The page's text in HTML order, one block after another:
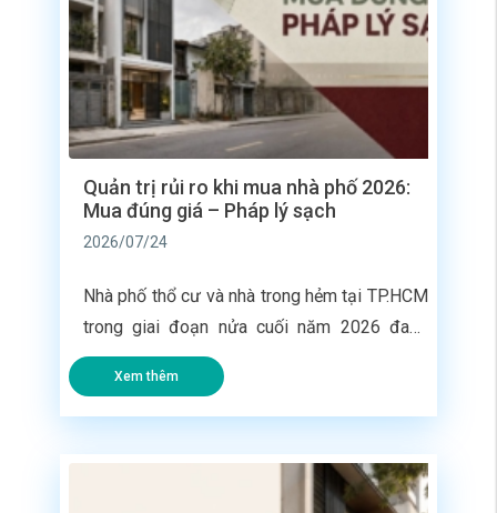
Quản trị rủi ro khi mua nhà phố 2026:
Mua đúng giá – Pháp lý sạch
2026/07/24
Nhà phố thổ cư và nhà trong hẻm tại TP.HCM
trong giai đoạn nửa cuối năm 2026 đang
chứng kiến sự chuyển dịch tư duy mạnh mẽ
từ phía người mua. Khi hành lang pháp lý
được siết chặt với sự xuất hiện của hệ thống
Xem thêm